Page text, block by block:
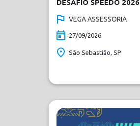
DESAFIO SPEEDO 2026
VEGA ASSESSORIA
27/09/2026
São Sebastião, SP